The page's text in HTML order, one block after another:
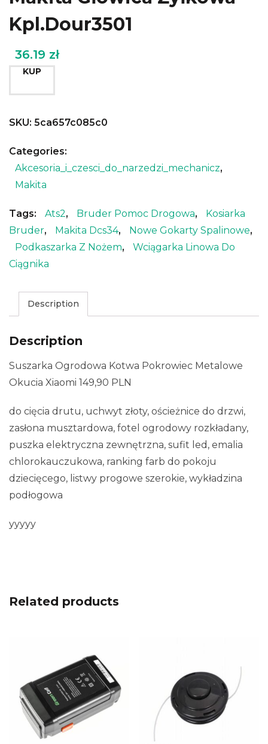
Kpl.Dour3501
36.19 zł
KUP
SKU: 5ca657c085c0
Categories:
Akcesoria_i_czesci_do_narzedzi_mechanicz,
Makita
Tags: Ats2, Bruder Pomoc Drogowa,
Kosiarka
Bruder, Makita Dcs34, Nowe Gokarty Spalinowe,
Podkaszarka Z Nożem,
Wciągarka Linowa Do
Ciągnika
Description
Description
Suszarka Ogrodowa Kotwa Pokrowiec Metalowe
Okucia Xiaomi 149,90 PLN
do cięcia drutu, uchwyt złoty, ościeżnice do drzwi,
zasłona musztardowa, fotel ogrodowy rozkładany,
puszka elektryczna zewnętrzna, sufit led, emalia
chlorokauczukowa, ranking farb do pokoju
dziecięcego, listwy progowe szerokie, wykładzina
podłogowa
yyyyy
Related products